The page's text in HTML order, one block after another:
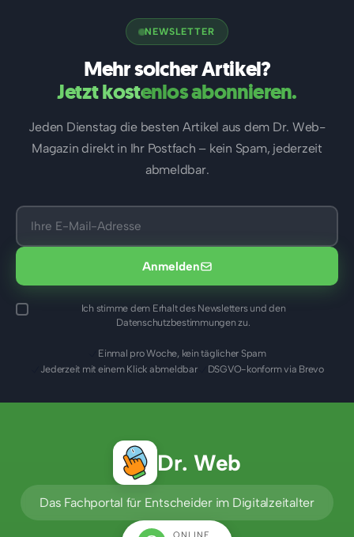
NEWSLETTER
Mehr solcher Artikel?
Jetzt kostenlos abonnieren.
Jeden Dienstag die besten Artikel aus dem Dr. Web-
Magazin direkt in Ihr Postfach – kein Spam, jederzeit
abmeldbar.
Anmelden
Ich stimme dem Erhalt des Newsletters und den
Datenschutzbestimmungen zu.
Einmal pro Woche, kein täglicher Spam
Jederzeit mit einem Klick abmeldbar
DSGVO-konform via Brevo
Dr. Web
Das Fachportal für Entscheider im Digitalzeitalter
ONLINE